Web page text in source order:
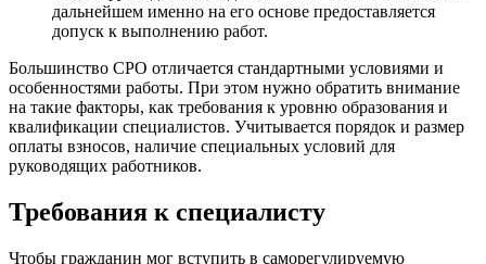
дальнейшем именно на его основе предоставляется
допуск к выполнению работ.
Большинство СРО отличается стандартными условиями и
особенностями работы. При этом нужно обратить внимание
на такие факторы, как требования к уровню образования и
квалификации специалистов. Учитывается порядок и размер
оплаты взносов, наличие специальных условий для
руководящих работников.
Требования к специалисту
Чтобы гражданин мог вступить в саморегулируемую